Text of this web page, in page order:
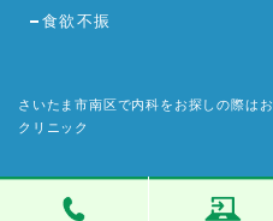
食欲不振
さいたま市南区で内科をお探しの際は
クリニック